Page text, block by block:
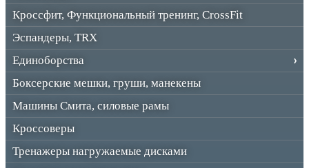
Кроссфит, Функциональный тренинг, CrossFit
Эспандеры, TRX
Единоборства
Боксерские мешки, груши, манекены
Машины Смита, силовые рамы
Кроссоверы
Тренажеры нагружаемые дисками